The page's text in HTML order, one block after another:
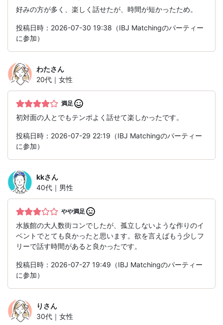
好みの方が多く、楽しく話せたが、時間が短かったため。
投稿日時：2026-07-30 19:38（IBJ Matchingのパーティー
に参加）
わたさん
20代｜女性
満足
初対面の人とでもテンポよく話せて楽しかったです。
投稿日時：2026-07-29 22:19（IBJ Matchingのパーティー
に参加）
kkさん
40代｜男性
やや満足
水族館の大人数街コンでしたが、孤立しないような作りのイ
ベントでとても良かったと思います。欲を言えばもう少しフ
リーで話す時間があると良かったです。
投稿日時：2026-07-27 19:49（IBJ Matchingのパーティー
に参加）
り さん
30代｜女性